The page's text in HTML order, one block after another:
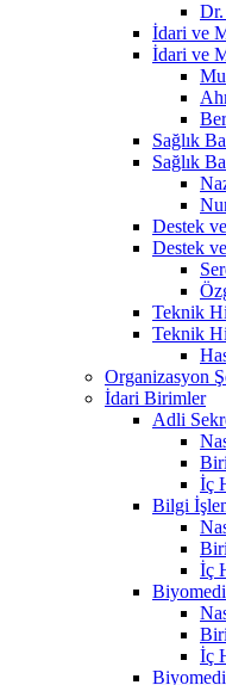
İdari ve
İdari ve
Sağlık
Sağlık
Destek
Destek
Teknik
Teknik
Organizasyon
İdari Birimler
Adli
İç
Bilgi
İç
İç